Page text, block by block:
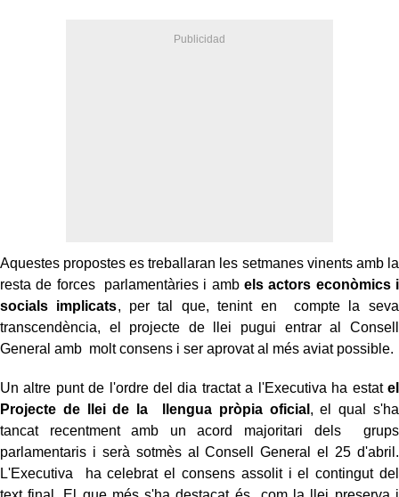
Aquestes propostes es treballaran les setmanes vinents amb la
resta de forces parlamentàries i ambels actors econòmics i
socials implicats, per tal que, tenint en compte la seva
transcendència, el projecte de llei pugui entrar al Consell
General amb molt consens i ser aprovat al més aviat possible.
Un altre punt de l'ordre del dia tractat a l'Executiva ha estat el
Projecte de llei de la llengua pròpia oficial , el qual s'ha
tancat recentment amb un acord majoritari dels grups
parlamentaris i serà sotmès al Consell General el 25 d'abril.
L'Executiva ha celebrat el consens assolit i el contingut del